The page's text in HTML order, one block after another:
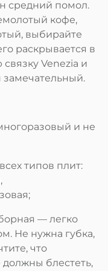
средний помол.
кофе,
выбирайте
раскрывается в
Venezia и
замечательный.
и не
типов плит:
— легко
Не нужна губка,
что
блестеть,